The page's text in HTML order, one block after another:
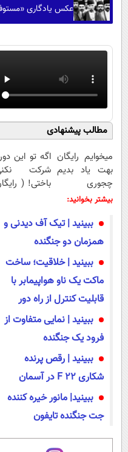
عکس یادگاری
مطالب پیشنهادی
میخوایم رایگان
بهت یاد بدیم
چجوری
پولدارشی! باور
مجانیه
اگه تو این
شرکت
باختی! (
بیشتر بخوانید:
ببینید | تیک آف دیدنی و
همزمان دو جنگنده
ببینید | خلاقیت؛ ساخت
ماکت یک ناو هواپیمابر با
قابلیت کنترل از راه دور
ببینید | نمایی متفاوت از
فرود یک جنگنده
ببینید | رقص پرنده
شکاری F ۲۲ در آسمان
ببینید| مانور خیره کننده
جت جنگنده تایفون